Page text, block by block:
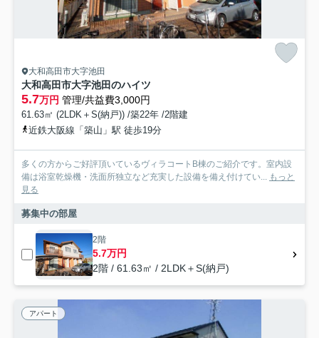
大和高田市大字池田
大和高田市大字池田のハイツ
5.7万円 管理/共益費3,000円
61.63㎡ (2LDK＋S(納戸)) /築22年 /2階建
近鉄大阪線「築山」駅 徒歩19分
多くの方からご好評頂いているヴィラコートB棟のご紹介です。室内設
備は浴室乾燥機・洗面所独立など充実した設備を備え付けてい... もっと
見る
募集中の部屋
2階
5.7万円
2階 / 61.63㎡ / 2LDK＋S(納戸)
アパート